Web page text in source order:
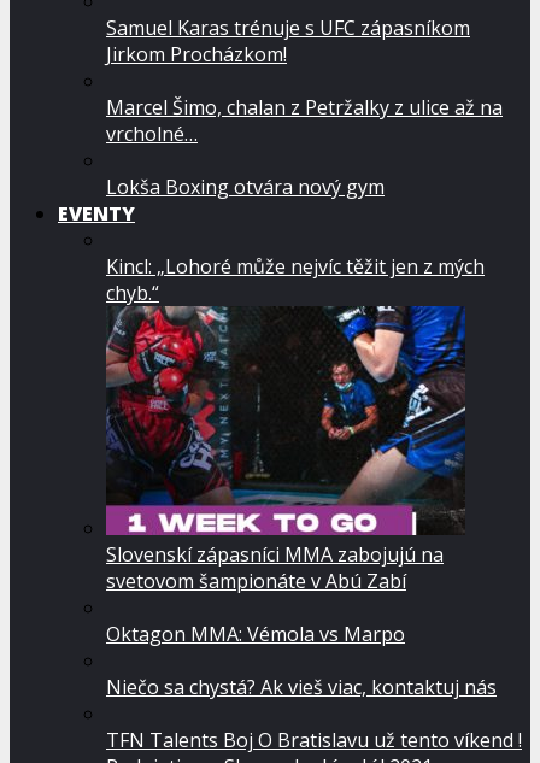
Samuel Karas trénuje s UFC zápasníkom
Jirkom Procházkom!
Marcel Šimo, chalan z Petržalky z ulice až na
vrcholné…
Lokša Boxing otvára nový gym
EVENTY
Kincl: „Lohoré může nejvíc těžit jen z mých
chyb.“
Slovenskí zápasníci MMA zabojujú na
svetovom šampionáte v Abú Zabí
Oktagon MMA: Vémola vs Marpo
Niečo sa chystá? Ak vieš viac, kontaktuj nás
TFN Talents Boj O Bratislavu už tento víkend !